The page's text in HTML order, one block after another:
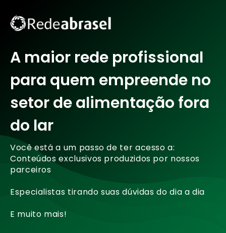
A maior rede profissional
para quem empreende no
setor de alimentação fora
do lar
Você está a um passo de ter acesso a:
Conteúdos exclusivos produzidos por nossos
parceiros
Especialistas tirando suas dúvidas do dia a dia
E muito mais!